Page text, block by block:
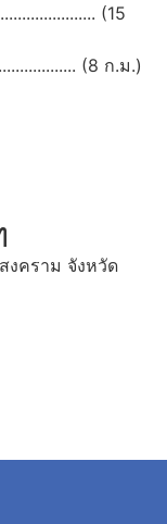
(15
(8 ก.ม.)
งคราม จังหวัด